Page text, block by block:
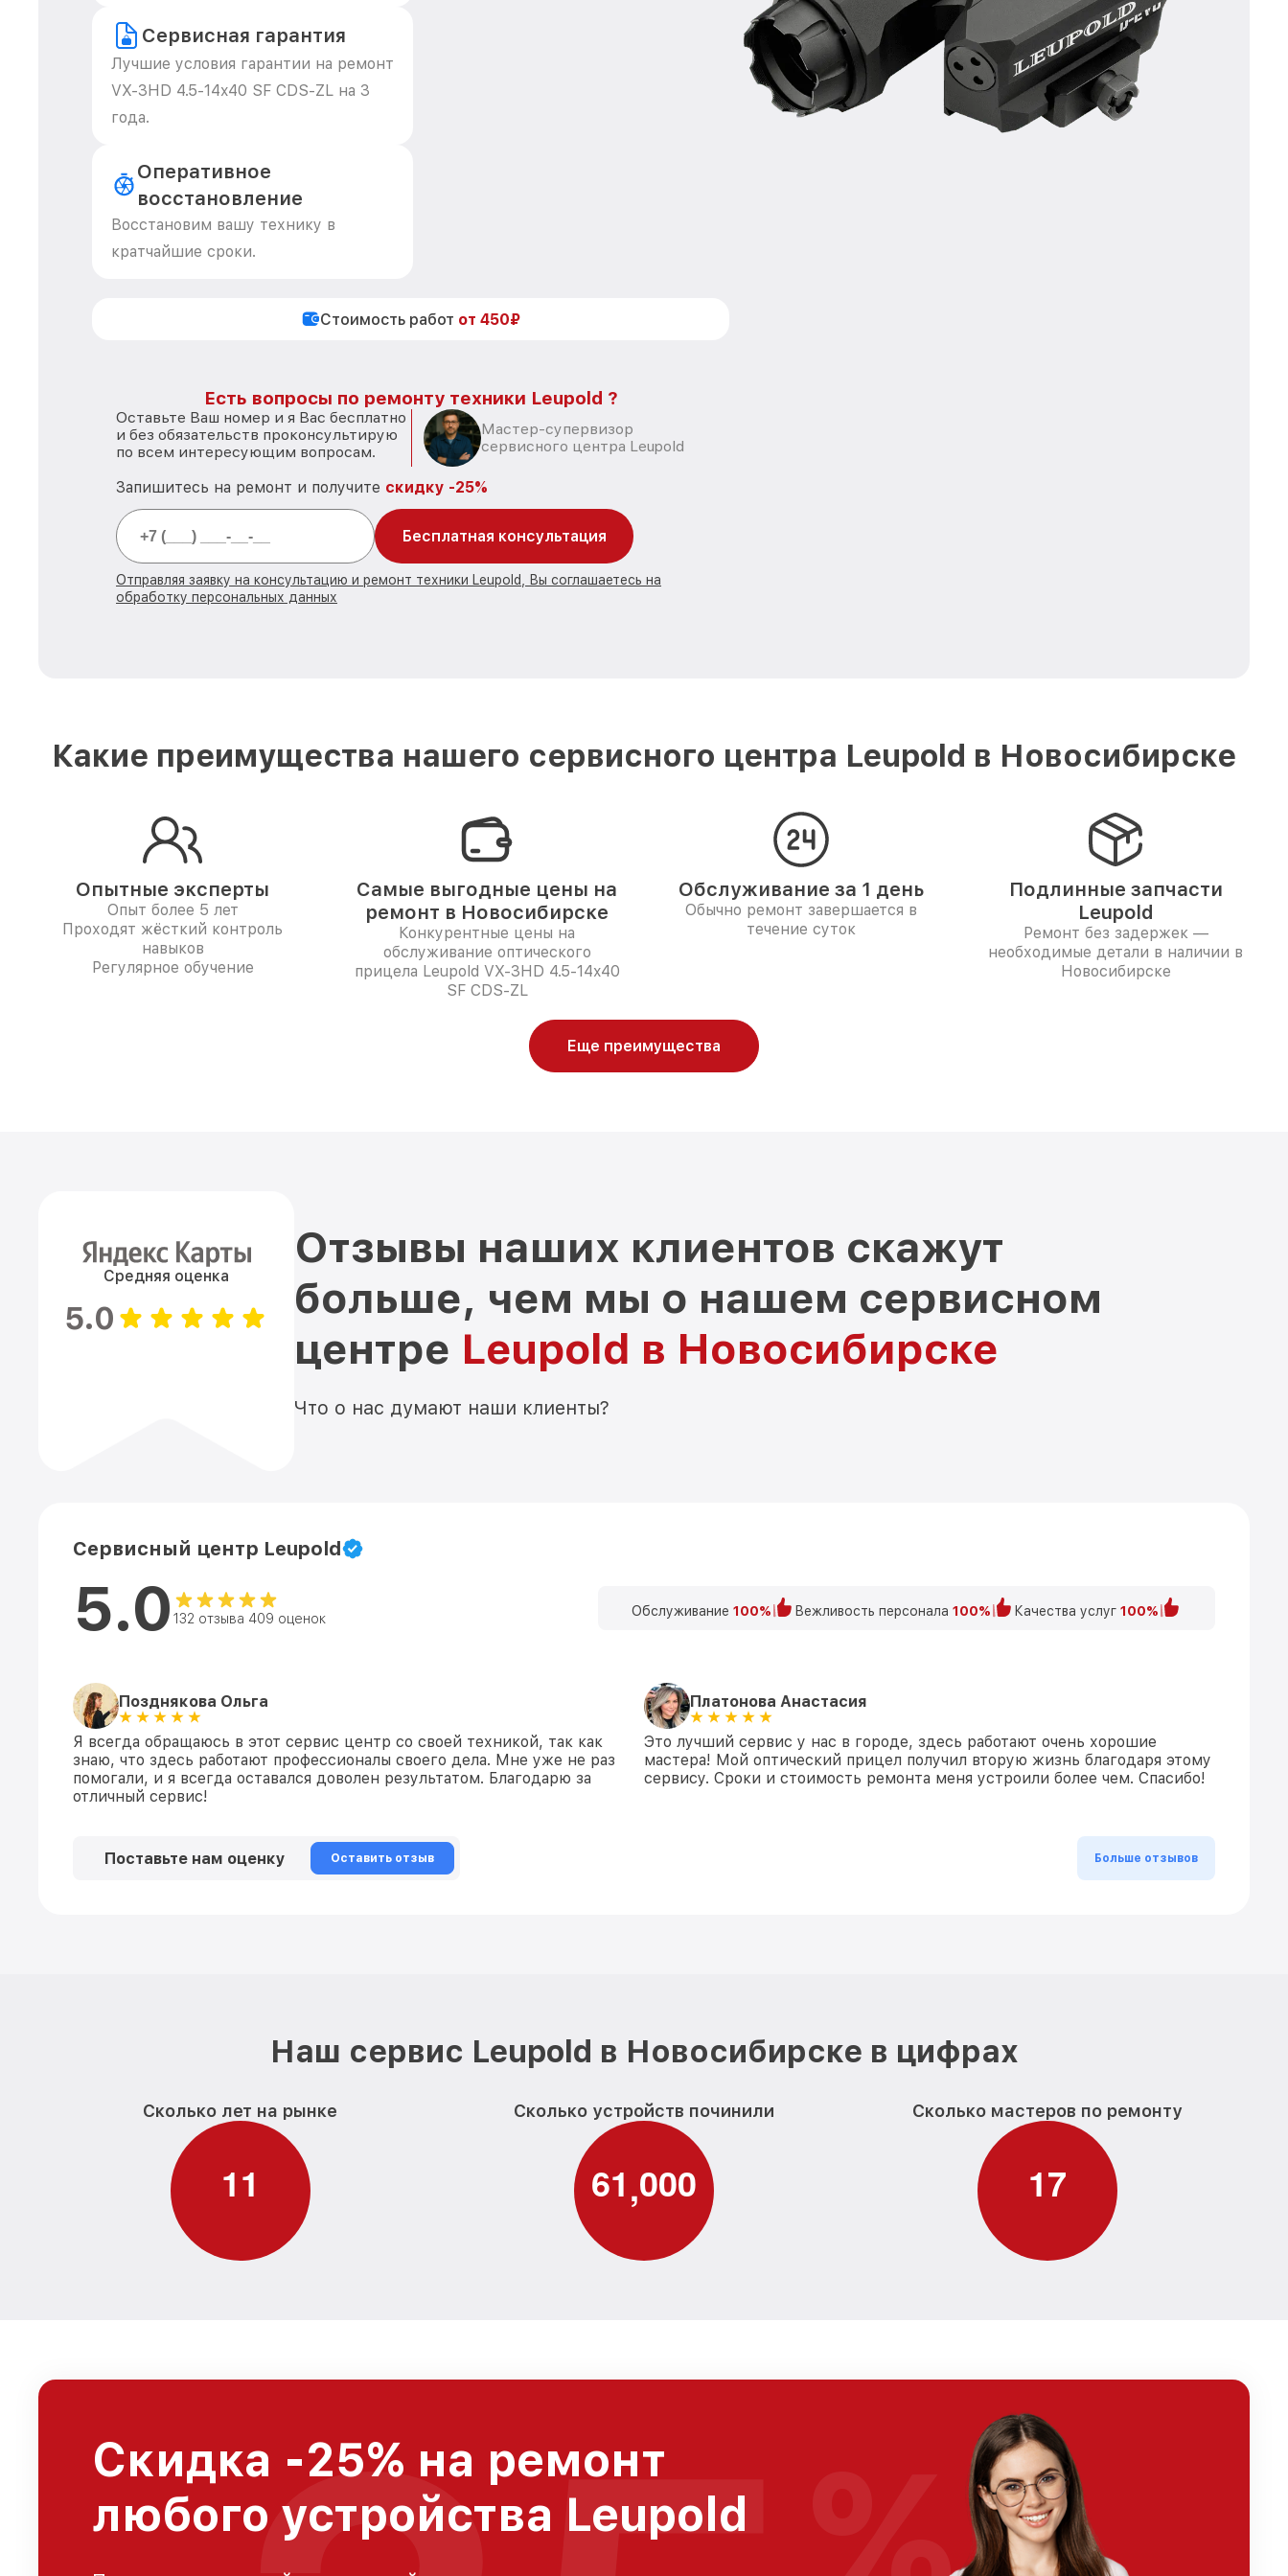
Сервисная гарантия
Лучшие условия гарантии на ремонт
VX-3HD 4.5-14x40 SF CDS-ZL на 3
года.
Оперативное
восстановление
Восстановим вашу технику в
кратчайшие сроки.
Стоимость работ от 450₽
Есть вопросы по ремонту техники Leupold ?
Оставьте Ваш номер и я Вас бесплатно
и без обязательств проконсультирую
по всем интересующим вопросам.
Мастер-супервизор
сервисного центра Leupold
Запишитесь на ремонт и получите скидку -25%
Бесплатная консультация
Отправляя заявку на консультацию и ремонт техники Leupold, Вы соглашаетесь на
обработку персональных данных
Какие преимущества нашего сервисного центра Leupold в Новосибирске
Опытные эксперты
Опыт более 5 лет
Проходят жёсткий контроль
навыков
Регулярное обучение
Самые выгодные цены на
ремонт в Новосибирске
Конкурентные цены на
обслуживание оптического
прицела Leupold VX-3HD 4.5-14x40
SF CDS-ZL
Обслуживание за 1 день
Обычно ремонт завершается в
течение суток
Подлинные запчасти
Leupold
Ремонт без задержек —
необходимые детали в наличии в
Новосибирске
Еще преимущества
Средняя оценка
5.0
Отзывы наших клиентов скажут
больше, чем мы о нашем сервисном
центре Leupold в Новосибирске
Что о нас думают наши клиенты?
Сервисный центр Leupold
5.0 132 отзыва 409 оценок Обслуживание 100% Вежливость персонала 100% Качества услуг 100%
Позднякова Ольга
Я всегда обращаюсь в этот сервис центр со своей техникой, так как
знаю, что здесь работают профессионалы своего дела. Мне уже не раз
помогали, и я всегда оставался доволен результатом. Благодарю за
отличный сервис!
Платонова Анастасия
Это лучший сервис у нас в городе, здесь работают очень хорошие
мастера! Мой оптический прицел получил вторую жизнь благодаря этому
сервису. Сроки и стоимость ремонта меня устроили более чем. Спасибо!
Поставьте нам оценку Оставить отзыв Больше отзывов
Наш сервис Leupold в Новосибирске в цифрах
Сколько лет на рынке
11
Сколько устройств починили
61,000
Сколько мастеров по ремонту
17
Скидка -25% на ремонт
любого устройства Leupold